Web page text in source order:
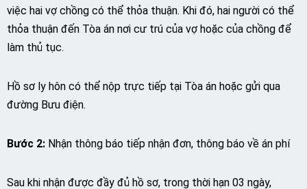
việc hai vợ chồng có thể thỏa thuận. Khi đó, hai người có thể
thỏa thuận đến Tòa án nơi cư trú của vợ hoặc của chồng để
làm thủ tục.
Hồ sơ ly hôn có thể nộp trực tiếp tại Tòa án hoặc gửi qua
đường Bưu điện.
Bước 2: Nhận thông báo tiếp nhận đơn, thông báo về án phí
Sau khi nhận được đầy đủ hồ sơ, trong thời hạn 03 ngày,